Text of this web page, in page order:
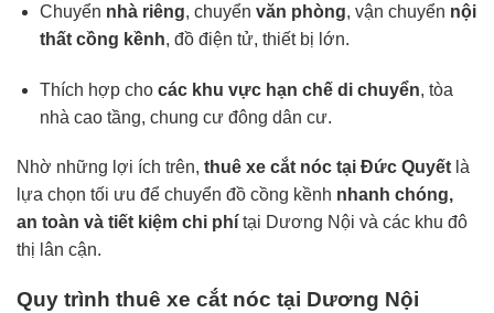
Chuyển nhà riêng, chuyển văn phòng, vận chuyển nội
thất cồng kềnh, đồ điện tử, thiết bị lớn.
Thích hợp cho các khu vực hạn chế di chuyển, tòa
nhà cao tầng, chung cư đông dân cư.
Nhờ những lợi ích trên, thuê xe cắt nóc tại Đức Quyết là
lựa chọn tối ưu để chuyển đồ cồng kềnh nhanh chóng,
an toàn và tiết kiệm chi phí tại Dương Nội và các khu đô
thị lân cận.
Quy trình thuê xe cắt nóc tại Dương Nội